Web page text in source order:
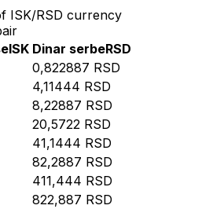
ISK/RSD currency
ISK Dinar serbeRSD
0,822887 RSD
4,11444 RSD
8,22887 RSD
20,5722 RSD
41,1444 RSD
82,2887 RSD
411,444 RSD
822,887 RSD